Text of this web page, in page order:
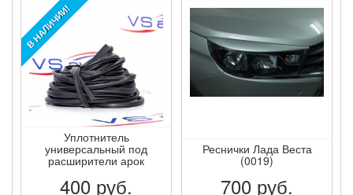
В НАЛИЧИИ!
Уплотнитель
универсальный под
расширители арок
400 руб.
Реснички Лада Веста
(0019)
700 руб.